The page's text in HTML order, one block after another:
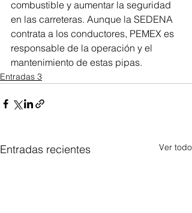
combustible y aumentar la seguridad
en las carreteras. Aunque la SEDENA
contrata a los conductores, PEMEX es
responsable de la operación y el
mantenimiento de estas pipas.
Entradas 3
Entradas recientes Ver todo